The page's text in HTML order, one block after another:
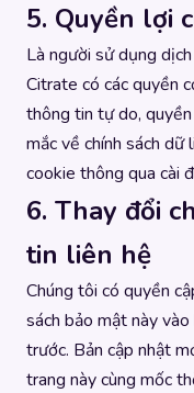
5. Quyền lợi
Là người sử dụng
Citrate có các quyền
thông tin tự do,
mắc về chính sách
cookie thông qua cài
6. Thay đổi
tin liên hệ
Chúng tôi có quyền
sách bảo mật này
trước. Bản cập nhật
trang này cùng mốc